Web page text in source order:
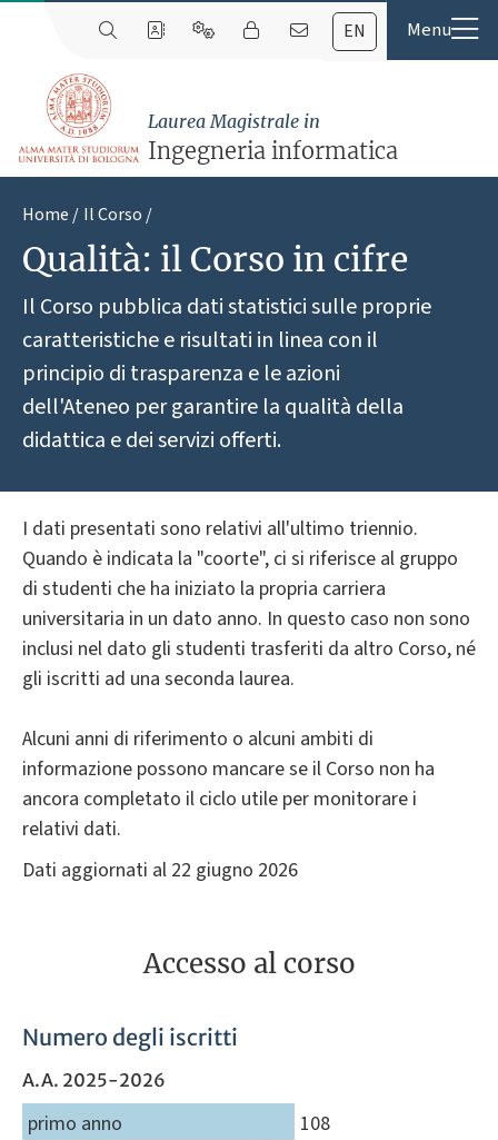
EN
Laurea Magistrale in
Ingegneria informatica
Home Il Corso
Qualità: il Corso in cifre
Il Corso pubblica dati statistici sulle proprie
caratteristiche e risultati in linea con il
principio di trasparenza e le azioni
dell'Ateneo per garantire la qualità della
didattica e dei servizi offerti.
I dati presentati sono relativi all'ultimo triennio.
Quando è indicata la "coorte", ci si riferisce al gruppo
di studenti che ha iniziato la propria carriera
universitaria in un dato anno. In questo caso non sono
inclusi nel dato gli studenti trasferiti da altro Corso, né
gli iscritti ad una seconda laurea.
Alcuni anni di riferimento o alcuni ambiti di
informazione possono mancare se il Corso non ha
ancora completato il ciclo utile per monitorare i
relativi dati.
Dati aggiornati al 22 giugno 2026
Accesso al corso
Numero degli iscritti
A.A. 2025-2026
primo anno
108